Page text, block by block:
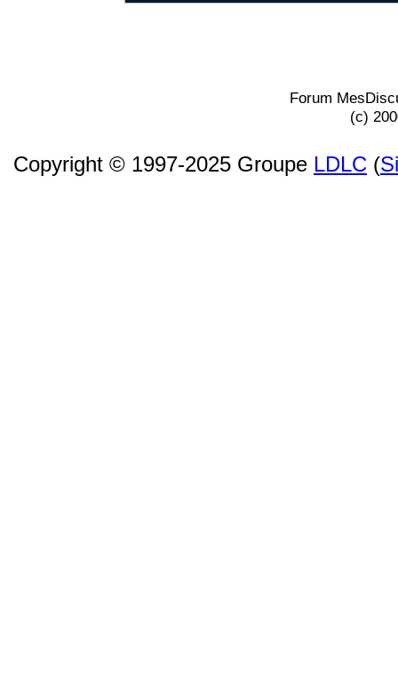
Forum
(c)
Copyright © 1997-2025 Groupe LDLC (